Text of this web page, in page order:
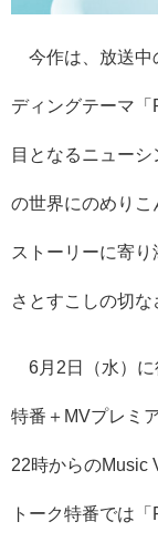
今作は、放送中
ディングテーマ
目となるニュー
の世界にのめりこ
ストーリーに寄
さとすこしの切な
6月2日（水）に
特番＋MVプレミ
22時からのMusic
トーク特番では